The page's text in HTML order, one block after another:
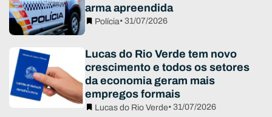
arma apreendida
Polícia• 31/07/2026
Lucas do Rio Verde tem novo
crescimento e todos os setores
da economia geram mais
empregos formais
Lucas do Rio Verde• 31/07/2026